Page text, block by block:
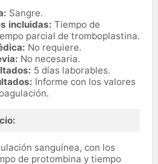
Sangre.
incluidas: Tiempo de
parcial de tromboplastina.
No requiere.
No necesaria.
5 días laborables.
Informe con los valores
sanguínea, con los
de protombina y tiempo